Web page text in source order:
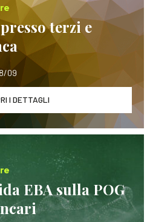
terzi e
09
I DETTAGLI
EBA sulla POG